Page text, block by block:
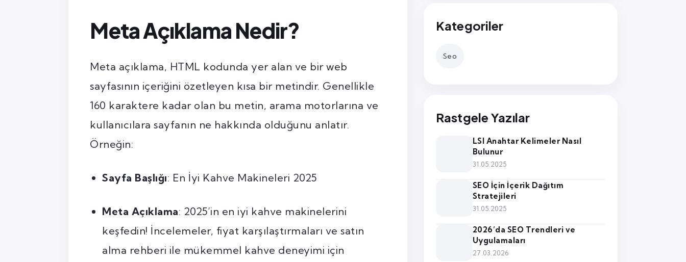
Meta Açıklama Nedir?
Meta açıklama, HTML kodunda yer alan ve bir web
sayfasının içeriğini özetleyen kısa bir metindir. Genellikle
160 karaktere kadar olan bu metin, arama motorlarına ve
kullanıcılara sayfanın ne hakkında olduğunu anlatır.
Örneğin:
Sayfa Başlığı: En İyi Kahve Makineleri 2025
Meta Açıklama: 2025’in en iyi kahve makinelerini
keşfedin! İncelemeler, fiyat karşılaştırmaları ve satın
alma rehberi ile mükemmel kahve deneyimi için
Kategoriler
Seo
Rastgele Yazılar
LSI Anahtar Kelimeler Nasıl
Bulunur
31.05.2025
SEO İçin İçerik Dağıtım
Stratejileri
31.05.2025
2026’da SEO Trendleri ve
Uygulamaları
27.03.2026